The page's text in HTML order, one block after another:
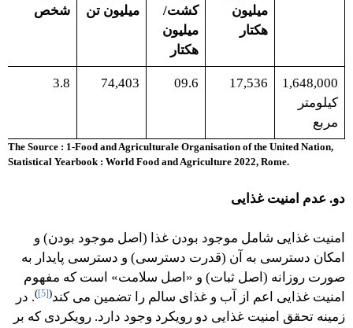
میليون
هكتار
کشت/
میليون
هكتار
میليون تن
شخص
1,648,000
كیلومتر
مربع
17,536
09.6
74,403
3.8
The Source : 1-Food and Agriculturale Organisation of the United Nation,
Statistical Yearbook : World Food and Agriculture 2022, Rome.
دو. عدم امنیت غذایی
امنیت غذایی شامل موجود بودن غذا (اصل موجود بودن) و
امکان دسترسی به آن (قدرت دسترسی) و دسترسی پایدار به
صورت روزانه (اصل ثبات) و «اصل سلامت» است که مفهوم
امنیت غذایی اعم از آب و غذای سالم را تضمین می کند(
[5]
). در
زمینه تحقق امنیت غذایی دو رویکرد وجود دارد. رویکردی که بر